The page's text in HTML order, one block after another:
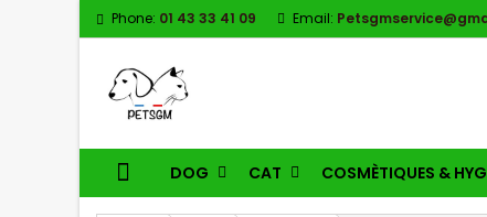
Phone: 01 43 33 41 09 Email:
DOG CAT COSMÈTIQUES &